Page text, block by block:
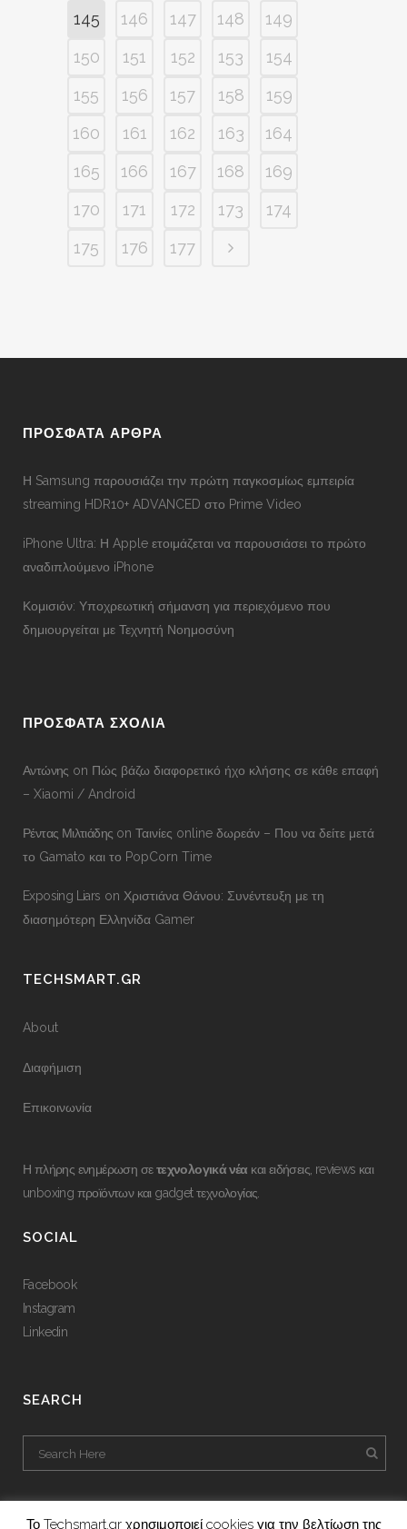
145
146 147 148
149
150
151 152 153
154
155
156 157 158
159
160
161 162 163
164
165
166 167 168
169
170
171 172 173
174
175
176 177
ΠΡΟΣΦΑΤΑ ΑΡΘΡΑ
Η Samsung παρουσιάζει την πρώτη παγκοσμίως εμπειρία
streaming HDR10+ ADVANCED στο Prime Video
iPhone Ultra: Η Apple ετοιμάζεται να παρουσιάσει το πρώτο
αναδιπλούμενο iPhone
Κομισιόν: Υποχρεωτική σήμανση για περιεχόμενο που
δημιουργείται με Τεχνητή Νοημοσύνη
ΠΡΟΣΦΑΤΑ ΣΧΟΛΙΑ
Αντώνης on Πώς βάζω διαφορετικό ήχο κλήσης σε κάθε επαφή
– Xiaomi / Android
Ρέντας Μιλτιάδης onΤαινίες online δωρεάν – Που να δείτε μετά
το Gamato και το PopCorn Time
Exposing Liars on Χριστιάνα Θάνου: Συνέντευξη με τη
διασημότερη Ελληνίδα Gamer
TECHSMART.GR
About
Διαφήμιση
Επικοινωνία
Η πλήρης ενημέρωση σετεχνολογικά νέα και ειδήσεις, reviews και
unboxing προϊόντων και gadget τεχνολογίας.
SOCIAL
Facebook
Instagram
Linkedin
SEARCH
Το Techsmart.gr χρησιμοποιεί cookies για την βελτίωση της